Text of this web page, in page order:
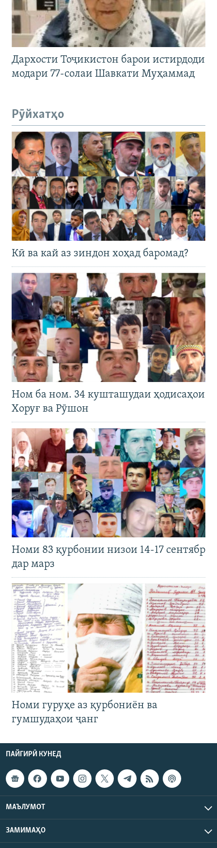
Дархости Тоҷикистон барои истирдоди
модари 77-солаи Шавкати Муҳаммад
Рӯйхатҳо
Кӣ ва кай аз зиндон хоҳад баромад?
Ном ба ном. 34 кушташудаи ҳодисаҳои
Хоруғ ва Рӯшон
Номи 83 қурбонии низои 14-17 сентябр
дар марз
Номи гуруҳе аз қурбониён ва
гумшудаҳои ҷанг
ПАЙГИРӢ КУНЕД
МАЪЛУМОТ
ЗАМИМАҲО